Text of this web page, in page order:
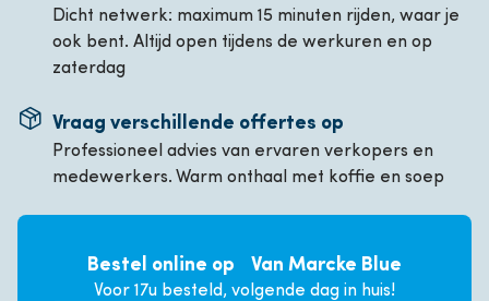
Dicht netwerk: maximum 15 minuten rijden, waar je
ook bent. Altijd open tijdens de werkuren en op
zaterdag
Vraag verschillende offertes op
Professioneel advies van ervaren verkopers en
medewerkers. Warm onthaal met koffie en soep
Bestel online op Van Marcke Blue
Voor 17u besteld, volgende dag in huis!